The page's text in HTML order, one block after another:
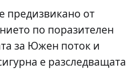
предизвикано от
по поразителен
за Южен поток и
е разследващата